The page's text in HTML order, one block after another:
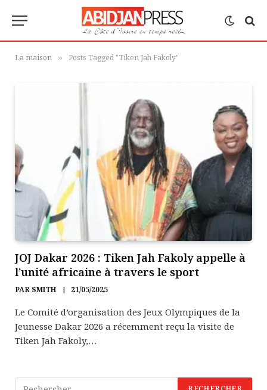
La maison » Posts Tagged "Tiken Jah Fakoly"
JOJ Dakar 2026 : Tiken Jah Fakoly appelle à
l’unité africaine à travers le sport
PAR SMITH 21/05/2025
Le Comité d’organisation des Jeux Olympiques de la
Jeunesse Dakar 2026 a récemment reçu la visite de
Tiken Jah Fakoly,…